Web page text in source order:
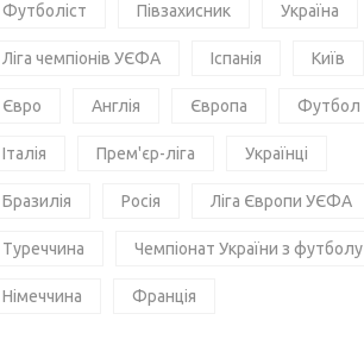
Футболіст Півзахисник Україна
Ліга чемпіонів УЄФА Іспанія Київ
Євро Англія Європа Футбол
Італія Прем'єр-ліга Українці
Бразилія Росія Ліга Європи УЄФА
Туреччина Чемпіонат України з футболу
Німеччина Франція